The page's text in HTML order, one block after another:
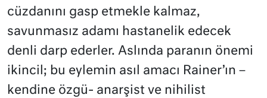
cüzdanını gasp etmekle kalmaz,
savunmasız adamı hastanelik edecek
denli darp ederler. Aslında paranın önemi
ikincil; bu eylemin asıl amacı Rainer’ın –
kendine özgü- anarşist ve nihilist